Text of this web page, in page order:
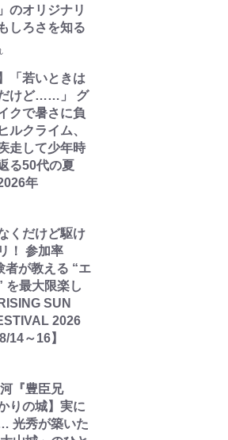
のオリジナリ
しろさを知る
「若いときは
けど……」 グ
クで暑さに負
ルクライム、
走して少年時
る50代の夏
年
くだけど駆け
！ 参加率
者が教える “エ
を最大限楽し
SUN
2026
14～16】
『豊臣兄
りの城】実に
光秀が築いた